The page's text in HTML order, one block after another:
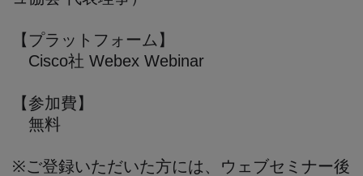
【プラットフォーム】
Cisco社 Webex Webinar
【参加費】
無料
※ご登録いただいた方には、ウェブセミナー後